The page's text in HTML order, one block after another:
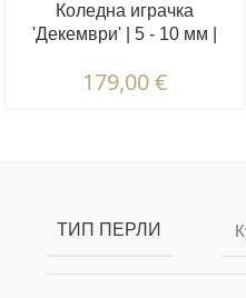
Коледна играчка
'Декември' | 5 - 10 мм |
179,00€
сертификация |
ТИП ПЕРЛИ